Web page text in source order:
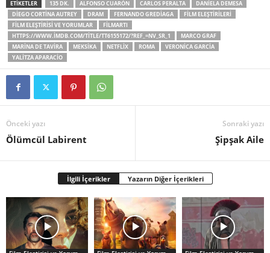
ETİKETLER 135 DK. ALFONSO CUARÓN CARLOS PERALTA
DANIELA DEMESA
DIEGO CORTINA AUTREY
DRAM FERNANDO GREDIAGA
FILM ELEŞTIRILERI
FILM ELEŞTIRISI VE YORUMLAR
FILMARTI
HTTPS://WWW.IMDB.COM/TITLE/TT6155172/?REF_=NV_SR_1
MARCO GRAF
MARINA DE TAVIRA
MEKSIKA NETFLIX ROMA
VERONICA GARCIA
YALITZA APARACIO
Önceki yazı
Ölümcül Labirent
Sonraki yazı
Şipşak Aile
İlgili İçerikler Yazarın Diğer İçerikleri